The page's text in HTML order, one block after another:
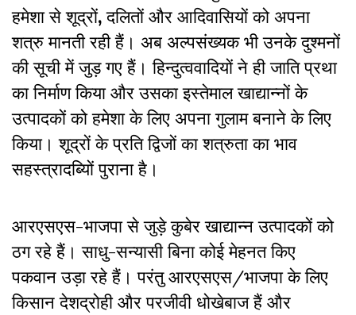
हमेशा से शूद्रों,दलितों और आदिवासियों को अपना
शत्रु मानती रही हैं। अब अल्पसंख्यक भी उनके दुश्मनों
की सूची में जुड़ गए हैं। हिन्दुत्ववादियों ने ही जाति प्रथा
का निर्माण किया और उसका इस्तेमाल खाद्यान्नों के
उत्पादकों को हमेशा के लिए अपना गुलाम बनाने के लिए
किया। शूद्रों के प्रति द्विजों का शत्रुता का भाव
सहस्त्रादब्यिों पुराना है।
आरएसएस-भाजपा से जुड़े कुबेर खाद्यान्न उत्पादकों को
ठग रहे हैं। साधु-सन्यासी बिना कोई मेहनत किए
पकवान उड़ा रहे हैं। परंतु आरएसएस/भाजपा के लिए
किसान देशद्रोही और परजीवी धोखेबाज हैं और